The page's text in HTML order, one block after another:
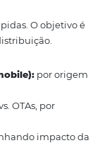
do hóspede para